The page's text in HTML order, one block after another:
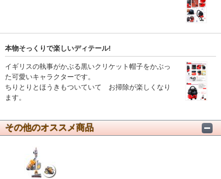
本物そっくりで楽しいディテール!
イギリスの執事がかぶる黒いクリケット帽子をかぶっ
た可愛いキャラクターです。
ちりとりとほうきもついていて お掃除が楽しくなり
ます。
その他のオススメ商品